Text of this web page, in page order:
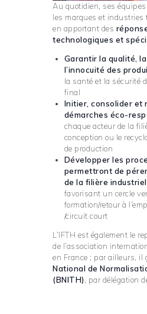
Au quotidien, ses
les marques et industries
en apportant des
technologiques et
Garantir la qualité,
l’innocuité des
la santé et la sécurité
final
Initier, consolider et
démarches éco-
chaque acteur de la
conception ou le
de production
Développer les
permettront de
de la filière
favorisant un cercle
formation/retour à
/circuit court
L’IFTH est également le
de l’association
en France ; par ailleurs, il
National de
(BNITH) , par délégation